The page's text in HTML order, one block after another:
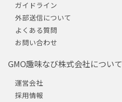
ガイドライン
外部送信について
よくある質問
お問い合わせ
GMO趣味なび株式会社について
運営会社
採用情報